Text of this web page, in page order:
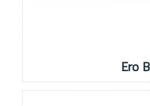
Ero